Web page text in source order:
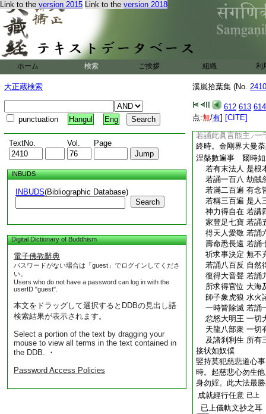
Link to the version 2015 Link to the version 2018
ホーム 検索 ご挨拶 組織 利
大正蔵検索
punctuation Hangul Eng
TextNo. Vol. Page
INBUDS
INBUDS(Bibliographic Database)
Search
Digital Dictionary of Buddhism
電子佛教辭典
パスワードがない場合は「guest」でログインしてくださ
い。
Users who do not have a password can log in with the
userID "guest".
本文をドラッグして選択するとDDBの見出し語
検索結果が表示されます。
Select a portion of the text by dragging your
mouse to view all terms in the text contained in
the DDB. ・
Password Access Policies
溪嵐拾葉集 (No.
612 613 614
点:無/有] [CITE]
令成就。若有人誦
大神通所作事業悉
誦眞言三遍靈夢不
聲求大智慧求光明
加護求衆人愛敬求
切食物
欲縛一切逆財無量
刻。六臂愛染王安
七日中三時日日列
所求善願一時成就
中如日昇空
若誦此眞言能主 ノ 一
終時。金剛界大曼
涅槃數遍事 爾時如
若有末法人 是根
若誦一百八 劫賊
若滿二百遍 有念
若稱三百遍 是人
神力得自在 若講
家豐足七寶 若誦
得天人愛敬 若誦
壽命悉長遠 若誦
祈求事決定 無不
若誦八百反 自然
復得大音聲 若誦
所求得官位 大海
師子象虎狼 水火
一時皆除滅 若誦
忿怒大明王 一切
天龍八部衆 一切
及諸刹利生 所有
接状如奴僕
竪持莫犯慈悲道心
時。起慈悲心勿生
身勿婬。此大法最
成就經行任意 已上
已上儀軌文抄之耳